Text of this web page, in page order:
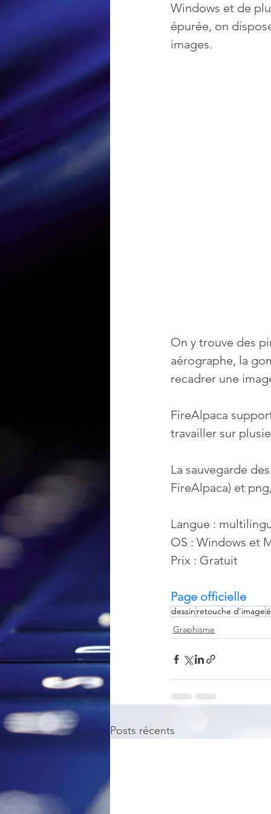
Loisir et divertissement
Windows et de
épurée, on
images.
On y trouve des
aérographe, la
recadrer une
FireAlpaca
travailler sur
La sauvegarde
FireAlpaca) et
Langue :
OS : Windows et
Prix : Gratuit
Page officielle
dessin retouche d'image
Graphisme
Posts récents